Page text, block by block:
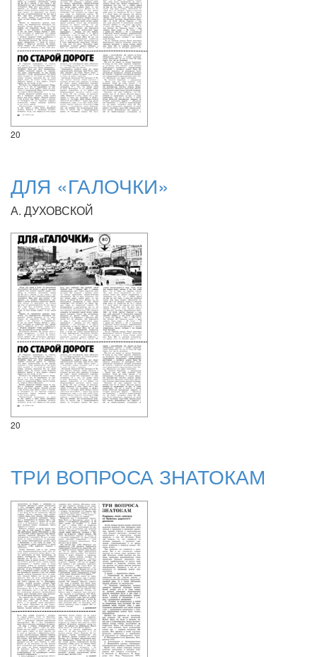
20
ДЛЯ «ГАЛОЧКИ»
А. ДУХОВСКОЙ
20
ТРИ ВОПРОСА ЗНАТОКАМ